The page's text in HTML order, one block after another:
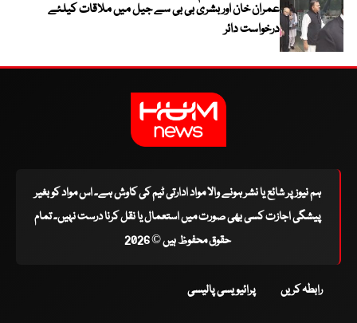
عمران خان اور بشریٰ بی بی سے جیل میں ملاقات کیلئے
درخواست دائر
ہم نیوز پر شائع یا نشر ہونے والا مواد ادارتی ٹیم کی کاوش ہے۔ اس مواد کو بغیر
پیشگی اجازت کسی بھی صورت میں استعمال یا نقل کرنا درست نہیں۔ تمام
حقوق محفوظ ہیں © 2026
رابطہ کریں پرائیویسی پالیسی